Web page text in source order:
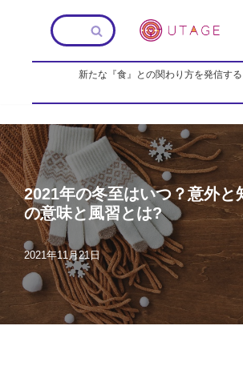
へ
ス
キ
ッ
プ
新たな『食』との関わり方を発信す
2021年の冬至はいつ？意外と
の意味と風習とは?
2021年11月21日